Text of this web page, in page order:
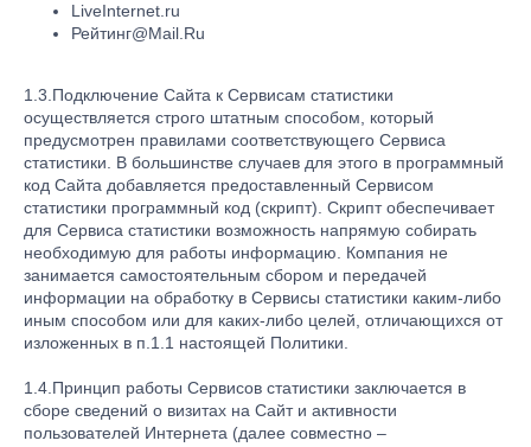
LiveInternet.ru
Рейтинг@Mail.Ru
1.3.Подключение Сайта к Сервисам статистики
осуществляется строго штатным способом, который
предусмотрен правилами соответствующего Сервиса
статистики. В большинстве случаев для этого в программный
код Сайта добавляется предоставленный Сервисом
статистики программный код (скрипт). Скрипт обеспечивает
для Сервиса статистики возможность напрямую собирать
необходимую для работы информацию. Компания не
занимается самостоятельным сбором и передачей
информации на обработку в Сервисы статистики каким-либо
иным способом или для каких-либо целей, отличающихся от
изложенных в п.1.1 настоящей Политики.
1.4.Принцип работы Сервисов статистики заключается в
сборе сведений о визитах на Сайт и активности
пользователей Интернета (далее совместно –